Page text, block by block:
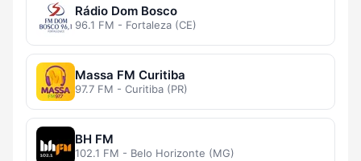
Rádio Dom Bosco
96.1 FM - Fortaleza (CE)
Massa FM Curitiba
97.7 FM - Curitiba (PR)
BH FM
102.1 FM - Belo Horizonte (MG)